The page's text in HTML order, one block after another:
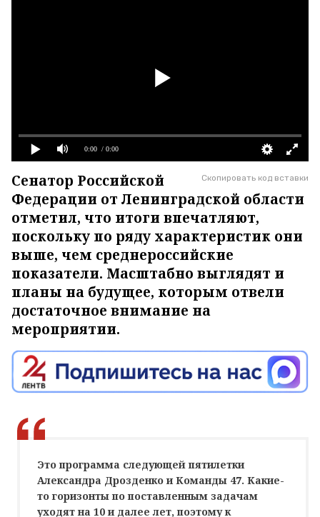
0:00 / 0:00
Скопировать код вставки
Сенатор Российской
Федерации от Ленинградской области
отметил, что итоги впечатляют,
поскольку по ряду характеристик они
выше, чем среднероссийские
показатели. Масштабно выглядят и
планы на будущее, которым отвели
достаточное внимание на
мероприятии.
Это программа следующей пятилетки
Александра Дрозденко и Команды 47. Какие-
то горизонты по поставленным задачам
уходят на 10 и далее лет, поэтому к